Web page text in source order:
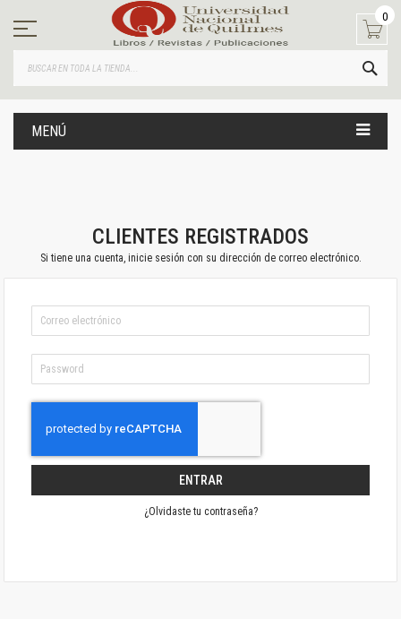
contenido
0
MENÚ
CLIENTES REGISTRADOS
Si tiene una cuenta, inicie sesión con su dirección de correo electrónico.
ENTRAR
¿Olvidaste tu contraseña?